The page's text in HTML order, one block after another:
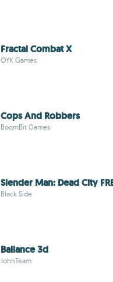
Fractal Combat X
OYK Games
Cops And Robbers
BoomBit Games
Slender Man: Dead City
Black Side
Ballance 3d
JohnTeam